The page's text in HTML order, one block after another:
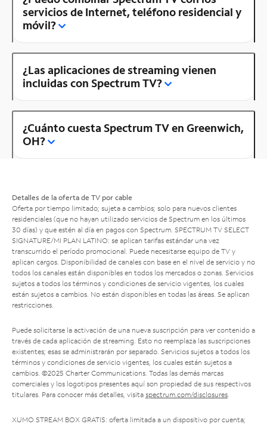
servicios de Internet, teléfono residencial y
móvil?
¿Las aplicaciones de streaming vienen
incluidas con Spectrum TV?
¿Cuánto cuesta Spectrum TV en Greenwich,
OH?
Detalles de la oferta de TV por cable
Oferta por tiempo limitado; sujeta a cambios; solo para nuevos clientes
residenciales (que no hayan utilizado servicios de Spectrum en los últimos
30 días) y que estén al día en pagos con Spectrum. SPECTRUM TV SELECT
SIGNATURE/MI PLAN LATINO: se aplican tarifas estándar una vez
transcurrido el período promocional. Puede necesitarse equipo de TV y
aplican cargos. Disponibilidad de canales con base en el nivel de servicio y no
todos los canales están disponibles en todos los mercados o zonas. Servicios
sujetos a todos los términos y condiciones de servicio vigentes, los cuales
están sujetos a cambios. No están disponibles en todas las áreas. Se aplican
restricciones.
Puede solicitarse la activación de una nueva suscripción para ver contenido a
través de cada aplicación de streaming. Esto no reemplaza las suscripciones
existentes; esas se administrarán por separado. Servicios sujetos a todos los
términos y condiciones de servicio vigentes, los cuales están sujetos a
cambios. ©2025 Charter Communications. Todas las demás marcas
comerciales y los logotipos presentes aquí son propiedad de sus respectivos
titulares. Para conocer más detalles, visita spectrum.com/disclosures.
XUMO STREAM BOX GRATIS: oferta limitada a un dispositivo por cuenta;